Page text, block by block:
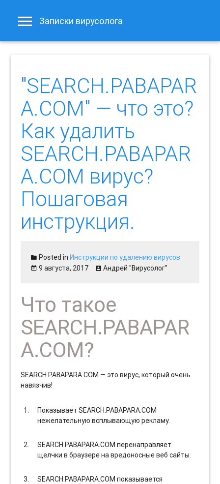
Записки вирусолога
"SEARCH.PABAPAR
A.COM" — что это?
Как удалить
SEARCH.PABAPAR
A.COM вирус?
Пошаговая
инструкция.
Posted inИнструкции по удалению вирусов
9 августа, 2017
Андрей "Вирусолог"
Что такое
SEARCH.PABAPAR
A.COM?
SEARCH.PABAPARA.COM — это вирус, который очень
навязчив!
Показывает SEARCH.PABAPARA.COM
нежелательную всплывающую рекламу.
SEARCH.PABAPARA.COM перенаправляет
щелчки в браузере на вредоносные веб сайты.
SEARCH.PABAPARA.COM показывается